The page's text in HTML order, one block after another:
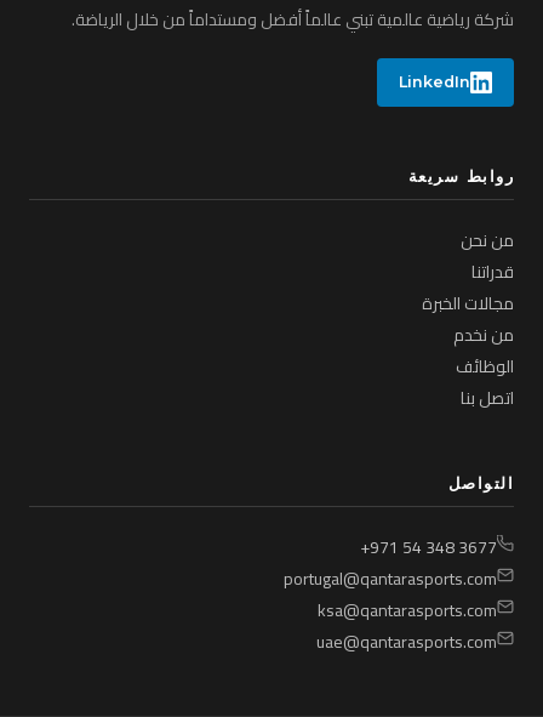
شركة رياضية عالمية تبني عالماً أفضل ومستداماً من خلال الرياضة.
LinkedIn
روابط سريعة
من نحن
قدراتنا
مجالات الخبرة
من نخدم
الوظائف
اتصل بنا
التواصل
+971 54 348 3677
portugal@qantarasports.com
ksa@qantarasports.com
uae@qantarasports.com